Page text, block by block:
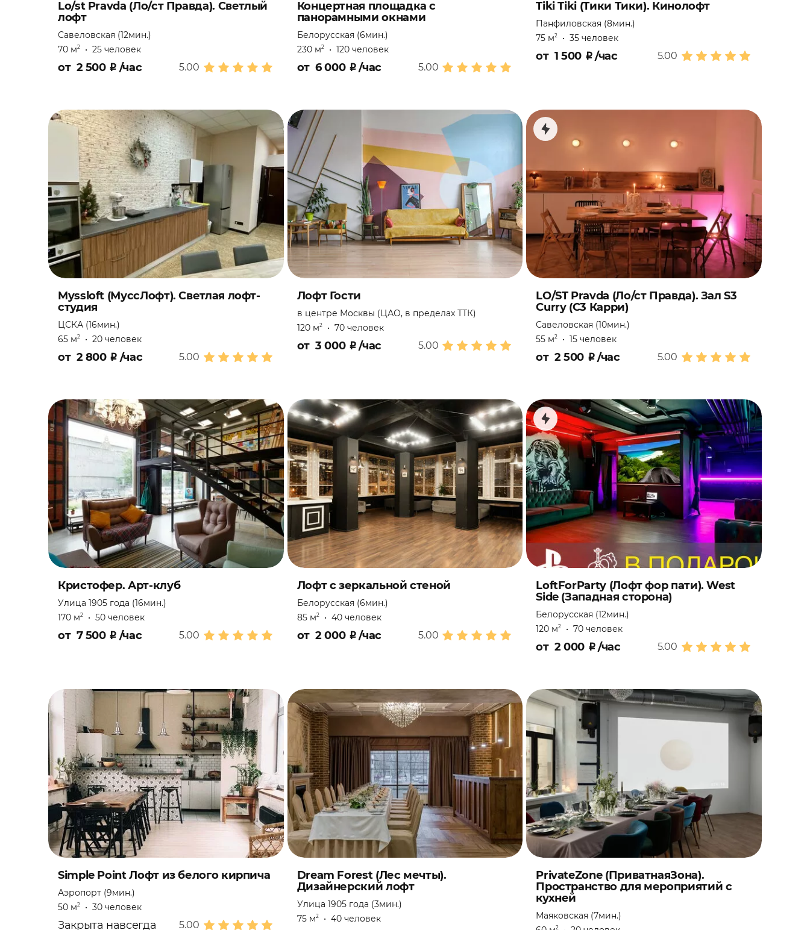
Lo/st Pravda (Ло/ст Правда). Светлый
лофт
Савеловская (12мин.)
70 м2 • 25 человек
5.00
от 2 500 ₽ /час
Концертная площадка с
панорамными окнами
Белорусская (6мин.)
230 м2• 120 человек
5.00
от6 000 ₽/час
Tiki Tiki (Тики Тики). Кинолофт
Панфиловская (8мин.)
75 м2 •35 человек
5.00
от 1 500 ₽/час
Myssloft (МуссЛофт). Светлая лофт-
студия
ЦСКА (16мин.)
65 м2 • 20 человек
5.00
от 2 800 ₽ /час
Лофт Гости
в центре Москвы (ЦАО, в пределах ТТК)
120 м2• 70 человек
5.00
от3 000 ₽/час
LO/ST Pravda (Ло/ст Правда). Зал S3
Curry (С3 Карри)
Савеловская (10мин.)
55 м2 •15 человек
5.00
от 2 500 ₽/час
Кристофер. Арт-клуб
Улица 1905 года (16мин.)
170 м2 • 50 человек
5.00
от 7 500 ₽ /час
Лофт с зеркальной стеной
Белорусская (6мин.)
85 м2• 40 человек
5.00
от2 000 ₽/час
LoftForParty (Лофт фор пати). West
Side (Западная сторона)
Белорусская (12мин.)
120 м2 •70 человек
5.00
от 2 000 ₽/час
Simple Point Лофт из белого кирпича
Аэропорт (9мин.)
50 м2 • 30 человек
5.00
Закрыта навсегда
Dream Forest (Лес мечты).
Дизайнерский лофт
Улица 1905 года (3мин.)
75 м2• 40 человек
PrivateZone (ПриватнаяЗона).
Пространство для мероприятий с
кухней
Маяковская (7мин.)
2